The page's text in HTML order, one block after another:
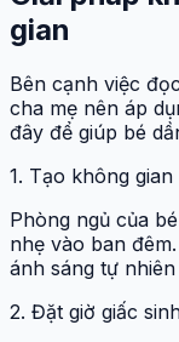
gian
Bên cạnh việc
cha mẹ nên áp
đây để giúp bé
1. Tạo không
Phòng ngủ của
nhẹ vào ban
ánh sáng tự
2. Đặt giờ giấc